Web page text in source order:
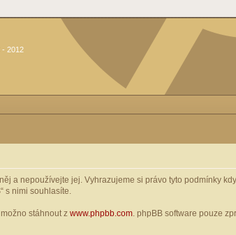
- 2012
a nepoužívejte jej. Vyhrazujeme si právo tyto podmínky
s nimi souhlasíte.
stáhnout z www.phpbb.com . phpBB software pouze